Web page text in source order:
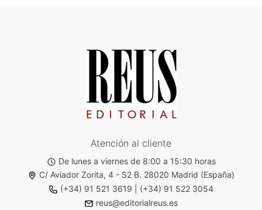
Atención al cliente
De lunes a viernes de 8:00 a 15:30 horas
C/ Aviador Zorita, 4 - S2 B. 28020 Madrid (España)
(+34) 91 521 3619
(+34) 91 522 3054
reus@editorialreus.es